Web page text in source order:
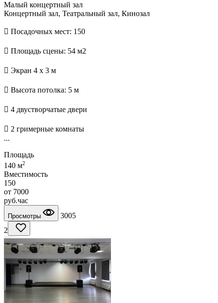
Малый концертный зал
Концертный зал, Театральный зал, Кинозал
 Посадочных мест: 150
 Площадь сцены: 54 м2
 Экран 4 х 3 м
 Высота потолка: 5 м
 4 двустворчатые двери
 2 гримерные комнаты
...
Площадь
140 м2
Вместимость
150
от 7000
руб.час
Просмотры
3005
2